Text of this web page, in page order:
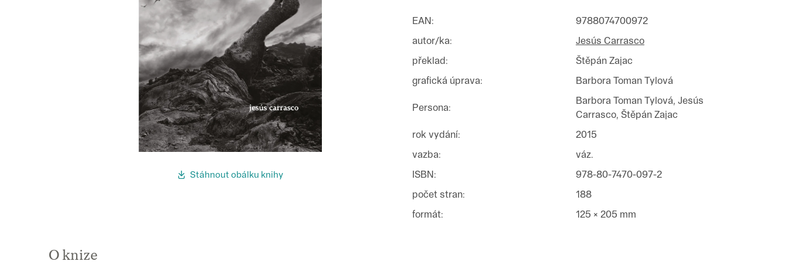
Stáhnout obálku knihy
EAN:
9788074700972
autor/ka:
Jesús Carrasco
překlad:
Štěpán Zajac
grafická úprava: Barbora Toman Tylová
Persona:
Barbora Toman Tylová, Jesús
Carrasco, Štěpán Zajac
rok vydání:
2015
vazba:
váz.
ISBN:
978-80-7470-097-2
počet stran:
188
formát: 125 × 205 mm
O knize